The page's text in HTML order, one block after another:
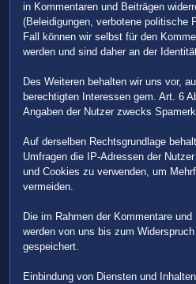
in Kommentaren und Beiträgen
(Beleidigungen, verbotene politische
Fall können wir selbst für den
werden und sind daher an der
Des Weiteren behalten wir uns vor,
berechtigten Interessen gem. Art. 6
Angaben der Nutzer zwecks
Auf derselben Rechtsgrundlage
Umfragen die IP-Adressen der
und Cookies zu verwenden, um
vermeiden.
Die im Rahmen der Kommentare
werden von uns bis zum
gespeichert.
Einbindung von Diensten und